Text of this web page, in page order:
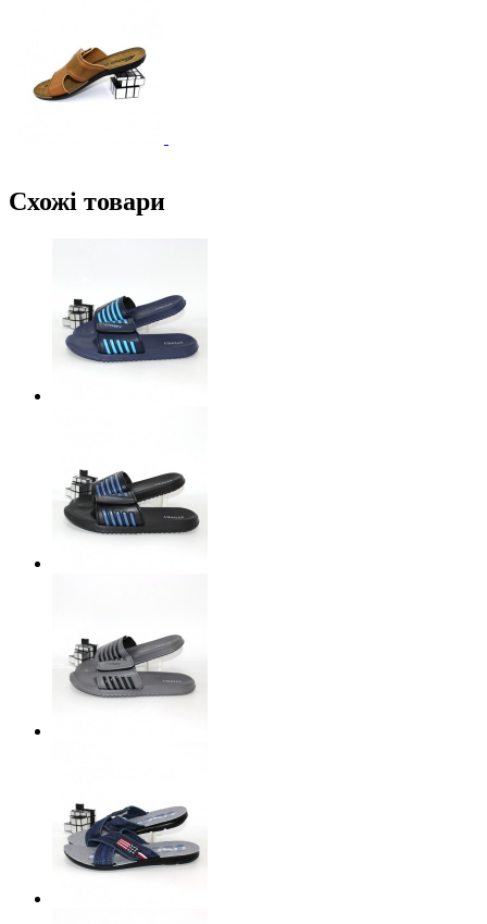
Схожі товари